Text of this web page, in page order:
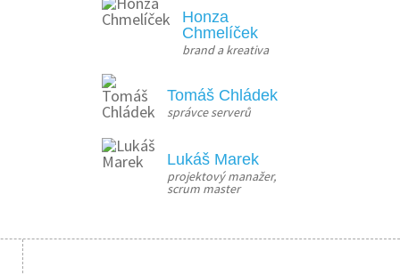
Honza
Chmelíček
brand a kreativa
Tomáš Chládek
správce serverů
Lukáš Marek
projektový manažer,
scrum master